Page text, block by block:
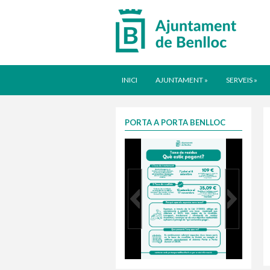
INICI AJUNTAMENT » SERVEIS »
PORTA A PORTA BENLLOC